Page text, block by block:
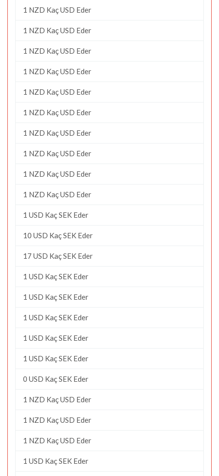
1 NZD Kaç USD Eder
1 NZD Kaç USD Eder
1 NZD Kaç USD Eder
1 NZD Kaç USD Eder
1 NZD Kaç USD Eder
1 NZD Kaç USD Eder
1 NZD Kaç USD Eder
1 NZD Kaç USD Eder
1 NZD Kaç USD Eder
1 NZD Kaç USD Eder
1 USD Kaç SEK Eder
10 USD Kaç SEK Eder
17 USD Kaç SEK Eder
1 USD Kaç SEK Eder
1 USD Kaç SEK Eder
1 USD Kaç SEK Eder
1 USD Kaç SEK Eder
1 USD Kaç SEK Eder
0 USD Kaç SEK Eder
1 NZD Kaç USD Eder
1 NZD Kaç USD Eder
1 NZD Kaç USD Eder
1 USD Kaç SEK Eder